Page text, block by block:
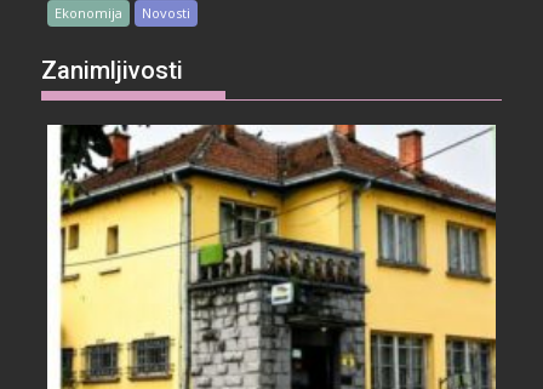
Ekonomija Novosti
Zanimljivosti